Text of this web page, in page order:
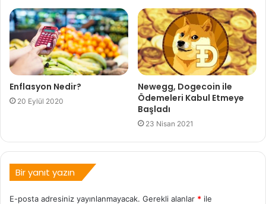
Enflasyon Nedir?
20 Eylül 2020
Newegg, Dogecoin ile
Ödemeleri Kabul Etmeye
Başladı
23 Nisan 2021
Bir yanıt yazın
E-posta adresiniz yayınlanmayacak. Gerekli alanlar * ile